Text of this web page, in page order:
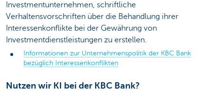
Investmentunternehmen, schriftliche
Verhaltensvorschriften über die Behandlung ihrer
Interessenkonflikte bei der Gewährung von
Investmentdienstleistungen zu erstellen.
Informationen zur Unternehmenspolitik der KBC Bank
bezüglich Interessenkonflikten
Nutzen wir KI bei der KBC Bank?